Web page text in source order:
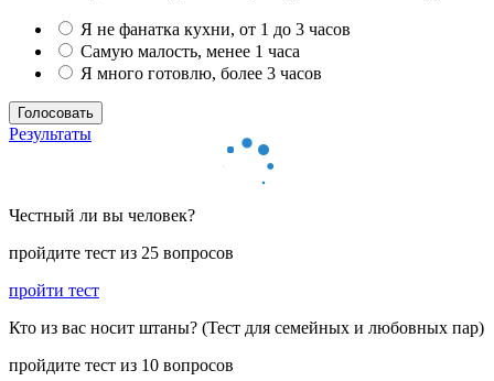
Я не фанатка кухни, от 1 до 3 часов
Самую малость, менее 1 часа
Я много готовлю, более 3 часов
Результаты
Честный ли вы человек?
пройдите тест из 25 вопросов
пройти тест
Кто из вас носит штаны? (Тест для семейных и любовных пар)
пройдите тест из 10 вопросов